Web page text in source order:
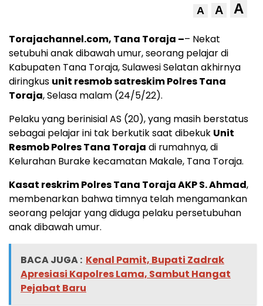
A A A
Torajachannel.com, Tana Toraja –– Nekat
setubuhi anak dibawah umur, seorang pelajar di
Kabupaten Tana Toraja, Sulawesi Selatan akhirnya
diringkus unit resmob satreskim Polres Tana
Toraja, Selasa malam (24/5/22).
Pelaku yang berinisial AS (20), yang masih berstatus
sebagai pelajar ini tak berkutik saat dibekuk Unit
Resmob Polres Tana Toraja di rumahnya, di
Kelurahan Burake kecamatan Makale, Tana Toraja.
Kasat reskrim Polres Tana Toraja AKP S. Ahmad,
membenarkan bahwa timnya telah mengamankan
seorang pelajar yang diduga pelaku persetubuhan
anak dibawah umur.
BACA JUGA : Kenal Pamit, Bupati Zadrak
Apresiasi Kapolres Lama, Sambut Hangat
Pejabat Baru